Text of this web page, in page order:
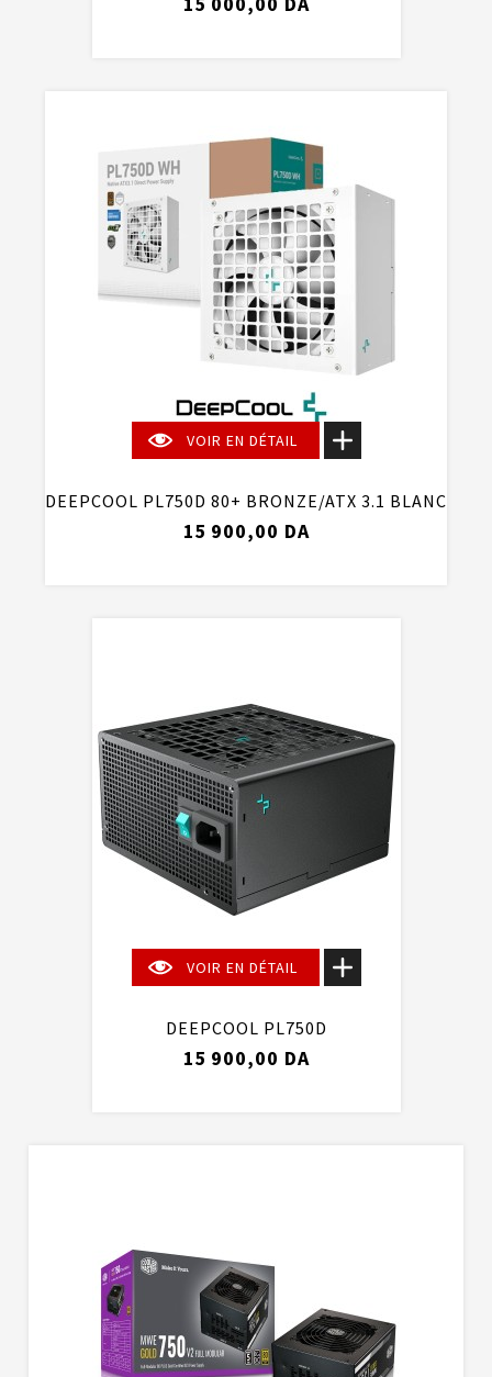
VOIR EN DÉTAIL
DEEPCOOL PL750D 80+ BRONZE/ATX 3.1 BLANC
15 900,00 DA
VOIR EN DÉTAIL
DEEPCOOL PL750D
15 900,00 DA